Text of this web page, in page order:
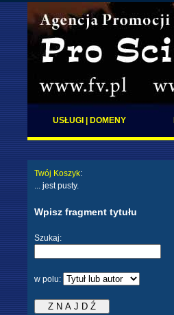
USŁUGI | DOMENY
Twój Koszyk:
... jest pusty.
Wpisz fragment tytułu
Szukaj:
w polu: